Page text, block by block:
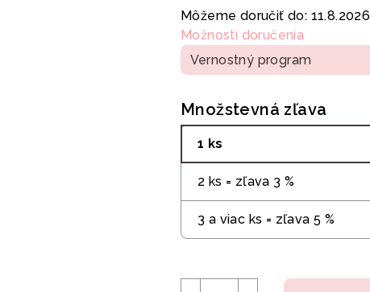
cena:
Môžeme doručiť do: 11.8.2026
Možnosti doručenia
Vernostný program
Množstevná zľava
1 ks
2 ks = zľava 3 %
3 a viac ks = zľava 5 %